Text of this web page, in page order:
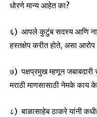
Join our
To subscribe, simply enter
or click the subscribe
safe with us.
धोरणे मान्य आहेत का?
६) आपले कुटुंब सदस्य आणि
हस्तक्षेप करीत होते, असा
७) पक्षप्रमुख म्हणून जबाबदारी
मराठी माणसासाठी नेमके काय
८) बाळासाहेब ठाकरे यांनी